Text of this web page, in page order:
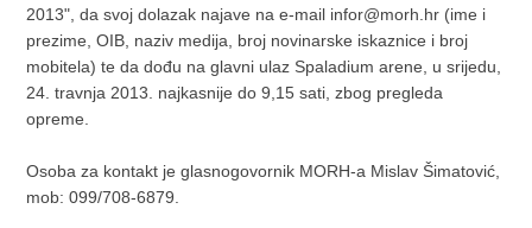
2013", da svoj dolazak najave na e-mail infor@morh.hr (ime i
prezime, OIB, naziv medija, broj novinarske iskaznice i broj
mobitela) te da dođu na glavni ulaz Spaladium arene, u srijedu,
24. travnja 2013. najkasnije do 9,15 sati, zbog pregleda
opreme.
Osoba za kontakt je glasnogovornik MORH-a Mislav Šimatović,
mob: 099/708-6879.